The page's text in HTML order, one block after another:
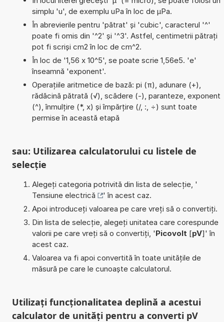
simplu 'u', de exemplu uPa în loc de µPa.
În abrevierile pentru 'pătrat' și 'cubic', caracterul '^'
poate fi omis din '^2' și '^3'. Astfel, centimetrii pătrați
pot fi scriși cm2 în loc de cm^2.
În loc de '1,56 x 10^5', se poate scrie 1,56e5. 'e'
înseamnă 'exponent'.
Operațiile aritmetice de bază: pi (π), adunare (+),
rădăcină pătrată (√), scădere (-), paranteze, exponent
(^), înmulțire (*, x) și împărțire (/, :, ÷) sunt toate
permise în această etapă
sau: Utilizarea calculatorului cu listele de
selecție
Alegeți categoria potrivită din lista de selecție, '
Tensiune electrică
' în acest caz.
Apoi introduceți valoarea pe care vreți să o convertiți.
Din lista de selecție, alegeți unitatea care corespunde
valorii pe care vreți să o convertiți, 'Picovolt [pV]' în
acest caz.
Valoarea va fi apoi convertită în toate unitățile de
măsură pe care le cunoaște calculatorul.
Utilizați funcționalitatea deplină a acestui
calculator de unități pentru a converti pV